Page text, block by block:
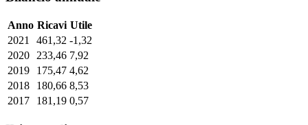
Anno Ricavi Utile
2021
461,32 -1,32
2020
233,46 7,92
2019
175,47 4,62
2018
180,66 8,53
2017
181,19 0,57